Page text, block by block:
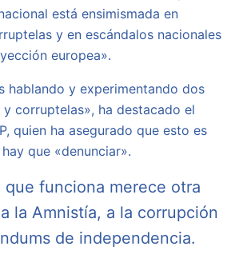
está ensimismada en
y en escándalos nacionales
europea».
hablando y experimentando dos
y corruptelas», ha destacado el
quien ha asegurado que esto es
que «denunciar».
que funciona merece otra
la Amnistía, a la corrupción
de independencia.